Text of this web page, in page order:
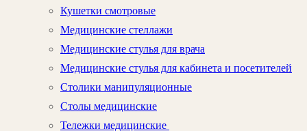
Кушетки смотровые
Медицинские стеллажи
Медицинские стулья для врача
Медицинские стулья для кабинета и посетителей
Столики манипуляционные
Столы медицинские
Тележки медицинские